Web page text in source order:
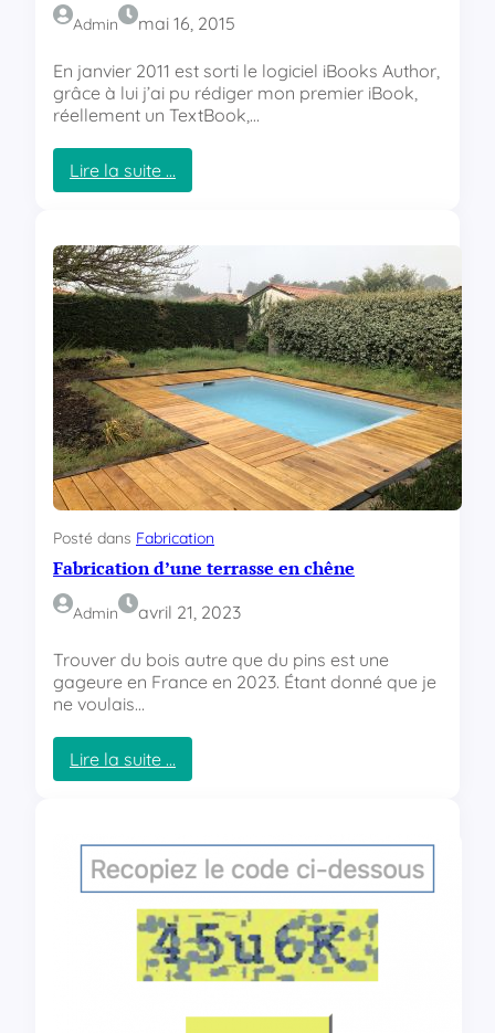
Admin mai 16, 2015
En janvier 2011 est sorti le logiciel iBooks Author,
grâce à lui j’ai pu rédiger mon premier iBook,
réellement un TextBook,…
Lire la suite …
:
n
p
r
e
m
i
e
r
i
B
o
o
Posté dans Fabrication
Fabrication d’une terrasse en chêne
Admin avril 21, 2023
Trouver du bois autre que du pins est une
gageure en France en 2023. Étant donné que je
ne voulais…
Lire la suite …
:
b
r
i
c
a
t
i